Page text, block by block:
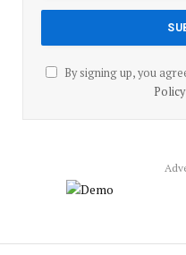
By signing up, you
Policy